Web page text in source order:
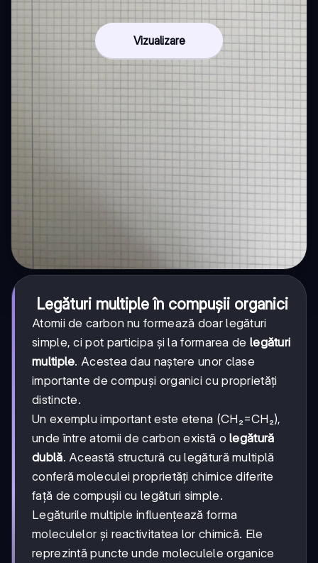
Vizualizare
Legături multiple în compușii organici
Atomii de carbon nu formează doar legături
simple, ci pot participa și la formarea de legături
multiple. Acestea dau naștere unor clase
importante de compuși organici cu proprietăți
distincte.
Un exemplu important este etena (CH₂=CH₂),
unde între atomii de carbon există olegătură
dublă. Această structură cu legătură multiplă
conferă moleculei proprietăți chimice diferite
față de compușii cu legături simple.
Legăturile multiple influențează forma
moleculelor și reactivitatea lor chimică. Ele
reprezintă puncte unde moleculele organice